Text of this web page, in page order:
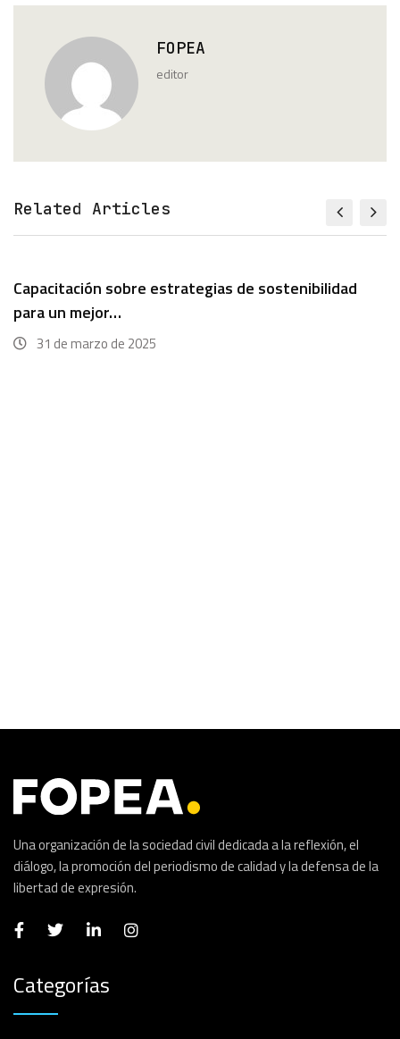
FOPEA
editor
Related Articles
Capacitación sobre estrategias de sostenibilidad
para un mejor…
31 de marzo de 2025
Una organización de la sociedad civil dedicada a la reflexión, el
diálogo, la promoción del periodismo de calidad y la defensa de la
libertad de expresión.
Categorías